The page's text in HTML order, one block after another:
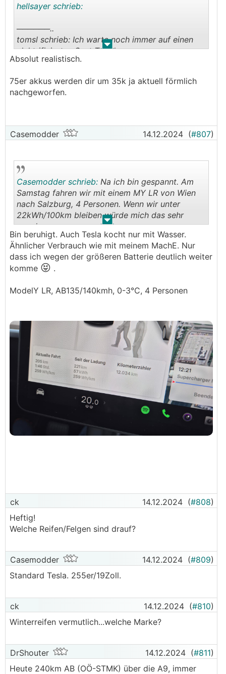
. .
hellsayer schrieb:
──────..
tomsl schrieb: Ich warte noch immer auf einen
elektrifizierten Seat Toledo.
───────────────
Ich würde Familientechnisch eher einen Altea XL
vorziehen mit ca. 75er Akku und um die 35k
Absolut realistisch.
75er akkus werden dir um 35k ja aktuell förmlich
nachgeworfen.
Casemodder 14.12.2024 (#807)
. .
Casemodder schrieb: Na ich bin gespannt. Am
Samstag fahren wir mit einem MY LR von Wien
nach Salzburg, 4 Personen. Wenn wir unter
22kWh/100km bleiben würde mich das sehr
wundern.
Bin beruhigt. Auch Tesla kocht nur mit Wasser.
Ähnlicher Verbrauch wie mit meinem MachE. Nur
dass ich wegen der größeren Batterie deutlich weiter
komme 😝 .
ModelY LR, AB135/140kmh, 0-3°C, 4 Personen
ck 14.12.2024 (#808)
Heftig!
Welche Reifen/Felgen sind drauf?
Casemodder 14.12.2024 (#809)
Standard Tesla. 255er/19Zoll.
ck 14.12.2024 (#810)
Winterreifen vermutlich...welche Marke?
DrShouter 14.12.2024 (#811)
Heute 240km AB (OÖ-STMK) über die A9, immer